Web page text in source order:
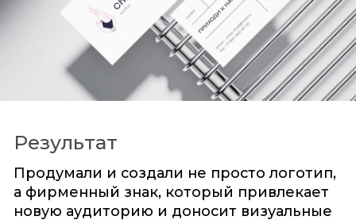
Результат
Продумали и создали не просто логотип,
а фирменный знак, который привлекает
новую аудиторию и доносит визуальные